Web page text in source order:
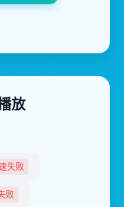
放
失败
败